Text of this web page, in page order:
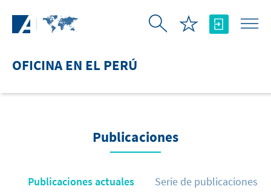
OFICINA EN EL PERÚ
Publicaciones
Publicaciones actuales Serie de publicaciones